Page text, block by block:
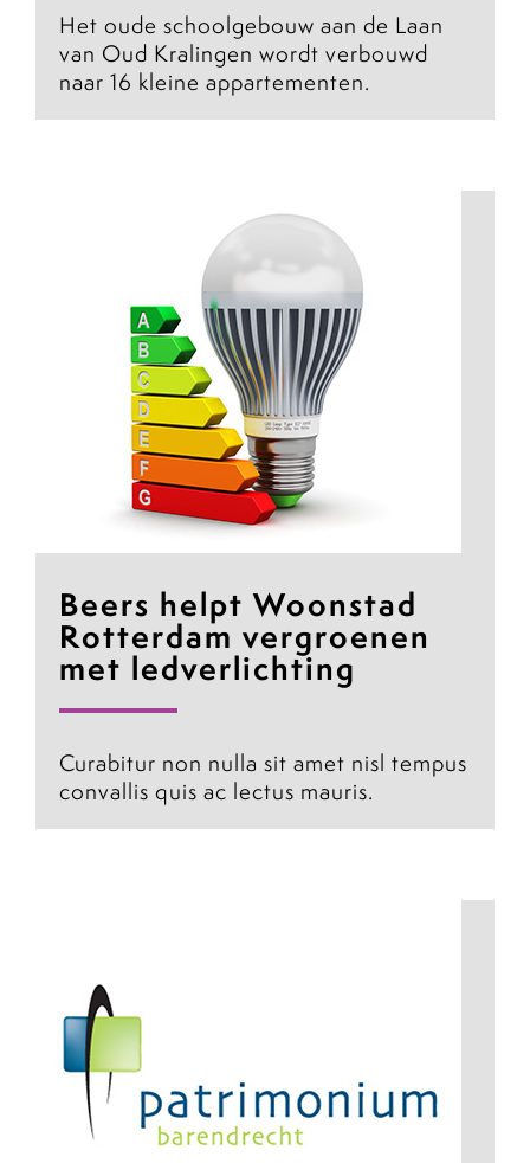
Het oude schoolgebouw aan de Laan
van Oud Kralingen wordt verbouwd
naar 16 kleine appartementen.
Beers helpt Woonstad
Rotterdam vergroenen
met ledverlichting
Curabitur non nulla sit amet nisl tempus
convallis quis ac lectus mauris.